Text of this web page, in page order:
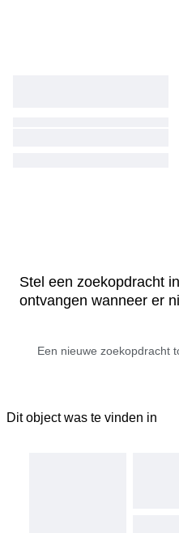
Stel een zoekopdracht
ontvangen wanneer er
Dit object was te vinden in